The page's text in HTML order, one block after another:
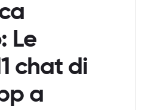
Le
chat di
a